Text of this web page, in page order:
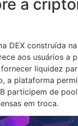
a
DEX construída
aos usuários a
liquidez
a plataforma
participem de
em troca.